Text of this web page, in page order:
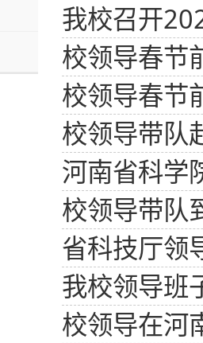
我校召开
校领导春节
校领导春节
校领导带队
河南省科学
校领导带队
省科技厅领
我校领导班
校领导在河